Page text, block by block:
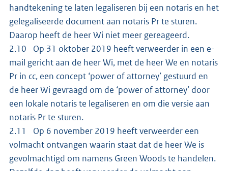
handtekening te laten legaliseren bij een notaris en het
gelegaliseerde document aan notaris Pr te sturen.
Daarop heeft de heer Wi niet meer gereageerd.
2.10 Op 31 oktober 2019 heeft verweerder in een e-
mail gericht aan de heer Wi, met de heer We en notaris
Pr in cc, een concept ‘power of attorney’ gestuurd en
de heer Wi gevraagd om de ‘power of attorney’ door
een lokale notaris te legaliseren en om die versie aan
notaris Pr te sturen.
2.11 Op 6 november 2019 heeft verweerder een
volmacht ontvangen waarin staat dat de heer We is
gevolmachtigd om namens Green Woods te handelen.